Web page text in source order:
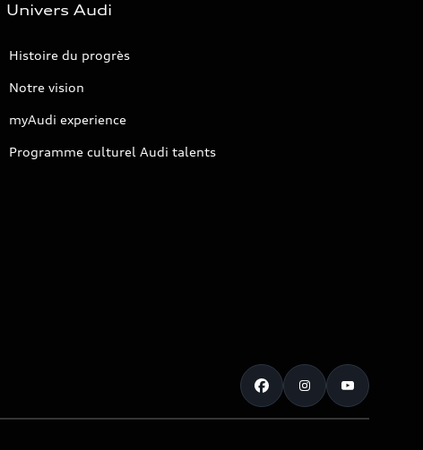
Univers Audi
Histoire du progrès
Notre vision
myAudi experience
Programme culturel Audi talents